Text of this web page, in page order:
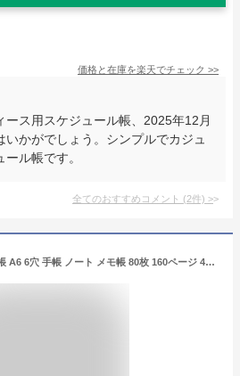
価格と在庫を楽天でチェック >>
ース用スケジュール帳、2025年12月
かがでしょう。シンプルでカジュ
ル帳です。
全てのおすすめコメント (2件) >
送料無料 システム手帳 A6 6穴 手帳 ノート メモ帳 80枚 160ページ 4種 方眼用紙 磁石 マグネット PUレザー シンプル 無地 おしゃれ かわいい パステルカラー 女性 男性